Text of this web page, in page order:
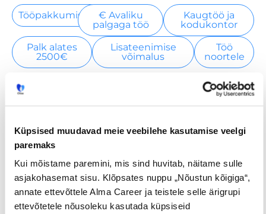
Küpsised muudavad meie veebilehe kasutamise veelgi
paremaks
Kui mõistame paremini, mis sind huvitab, näitame sulle
asjakohasemat sisu. Klõpsates nuppu „Nõustun kõigiga“,
annate ettevõttele Alma Career ja teistele selle ärigrupi
ettevõtetele nõusoleku kasutada küpsiseid
Tööpakkumised
€ Avaliku
palgaga töö
Kaugtöö ja
kodukontor
Palk alates
2500€
Lisateenimise
võimalus
Töö
noortele
Jaga postitust
Prev
EELMINE JÄRGMINE